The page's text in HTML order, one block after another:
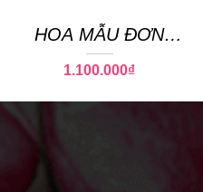
HOA MẪU ĐƠN
PEONY 20
1.100.000₫